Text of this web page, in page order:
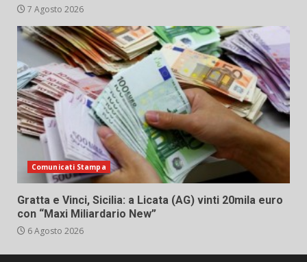
7 Agosto 2026
Comunicati Stampa
Gratta e Vinci, Sicilia: a Licata (AG) vinti 20mila euro
con “Maxi Miliardario New”
6 Agosto 2026